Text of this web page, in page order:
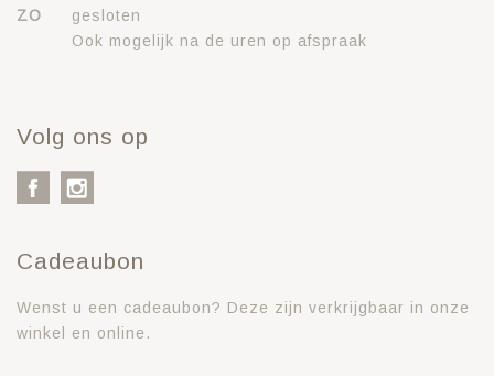
ZO
gesloten
Ook mogelijk na de uren op afspraak
Volg ons op
Cadeaubon
Wenst u een cadeaubon? Deze zijn verkrijgbaar in onze
winkel en online.